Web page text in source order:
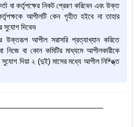
বা কর্তৃপক্ষের নিকট প্রেরণ করিবেন এবং উক্ত
আপীলটি কেন গৃহীত হইবে না তাহার
সুযোগ দিবেন৷
উক্তরূপ আপীল সরাসরি প্রত্যাখ্যান করিতে
নিজে বা কোন কমিটির মাধ্যমে আপীলকারীকে
সুযোগ দিয়া ২ (দুই) মাসের মধ্যে আপীল নিষ্ঙ্ত্তি